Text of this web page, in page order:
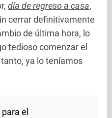
día de regreso a casa,
cerrar definitivamente
de última hora, lo
tedioso comenzar el
tanto, ya lo teníamos
el